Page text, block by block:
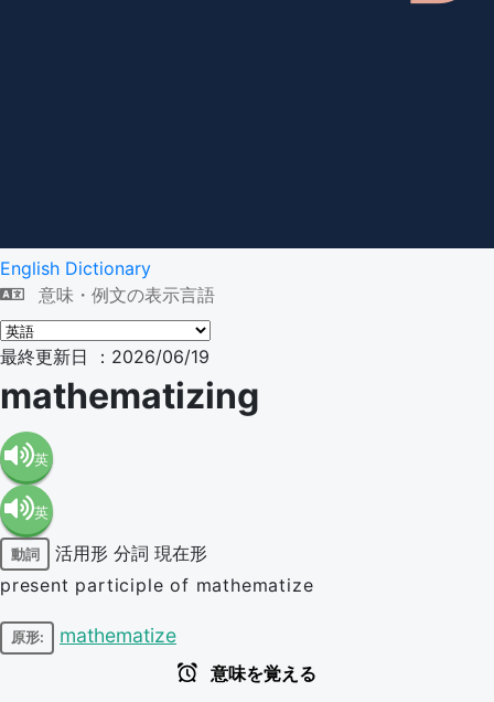
English Dictionary
意味・例文の表示言語
最終更新日 ：2026/06/19
mathematizing
英
語（米
国）
(en-US)
英
語（イ
ギリ
動詞 活用形 分詞 現在形
present participle of mathematize
原形: mathematize
意味を覚える